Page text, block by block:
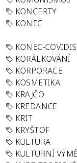
KONCERTY
KONEC
KONEC-
KORÁLKOVÁNÍ
KORPORACE
KOSMETIKA
KRAJČO
KREDANCE
KRIT
KRYŠTOF
KULTURA
KULTURNÍ